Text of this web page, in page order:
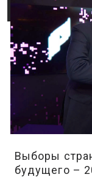
Выборы
будущего –